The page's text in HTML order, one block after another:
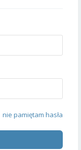
nie pamiętam hasła